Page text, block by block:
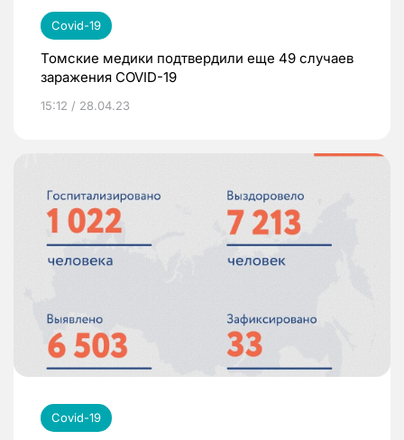
Covid-19
Томские медики подтвердили еще 49 случаев
заражения COVID-19
15:12 / 28.04.23
Covid-19